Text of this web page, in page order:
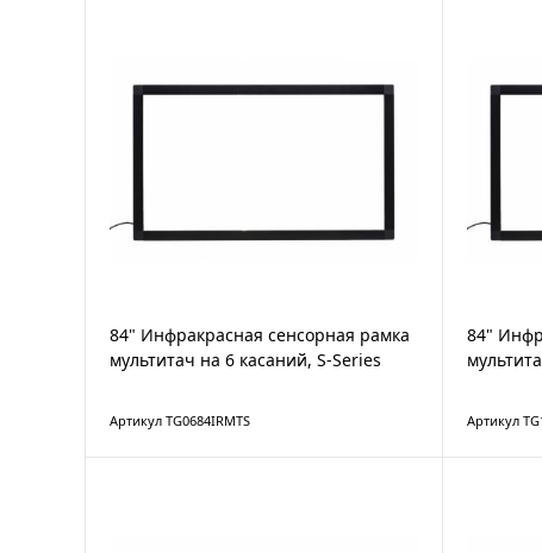
84" Инфракрасная сенсорная рамка
мультитач на 6 касаний, S-Series
Артикул TG0684IRMTS
84"
Артикул